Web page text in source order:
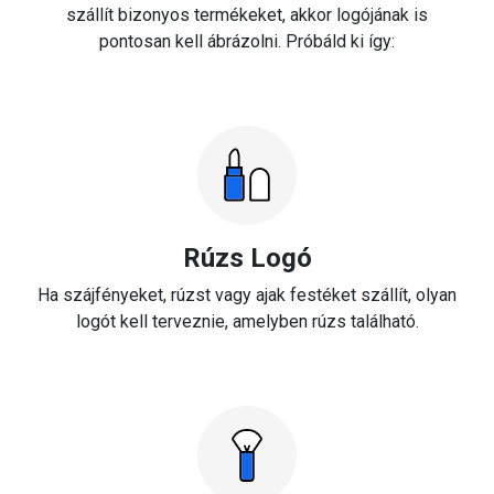
szállít bizonyos termékeket, akkor logójának is
pontosan kell ábrázolni. Próbáld ki így:
Rúzs Logó
Ha szájfényeket, rúzst vagy ajak festéket szállít, olyan
logót kell terveznie, amelyben rúzs található.